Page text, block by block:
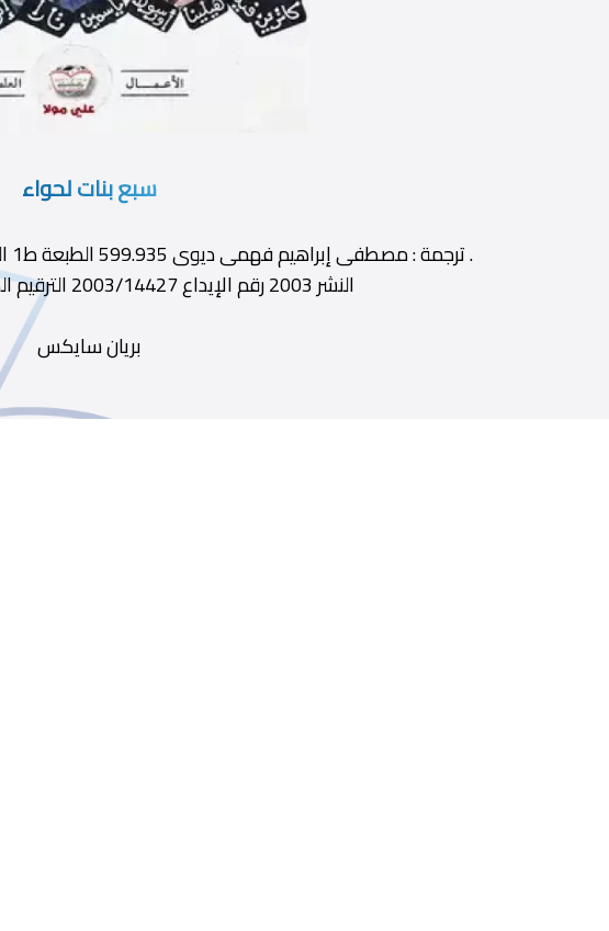
سبع بنات لحواء
.
النشر 2003 رقم الإيداع 2003/14427 الترقيم الدولى 977-01-8790-9
بريان سايكس